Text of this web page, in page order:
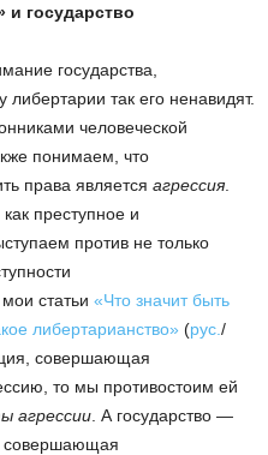
и государство
государства,
так его ненавидят.
человеческой
понимаем, что
права является агрессия
преступное и
против не только
статьи «Что значит быть
либертарианство» (рус. /
совершающая
то мы противостоим ей
агрессии . А государство —
совершающая